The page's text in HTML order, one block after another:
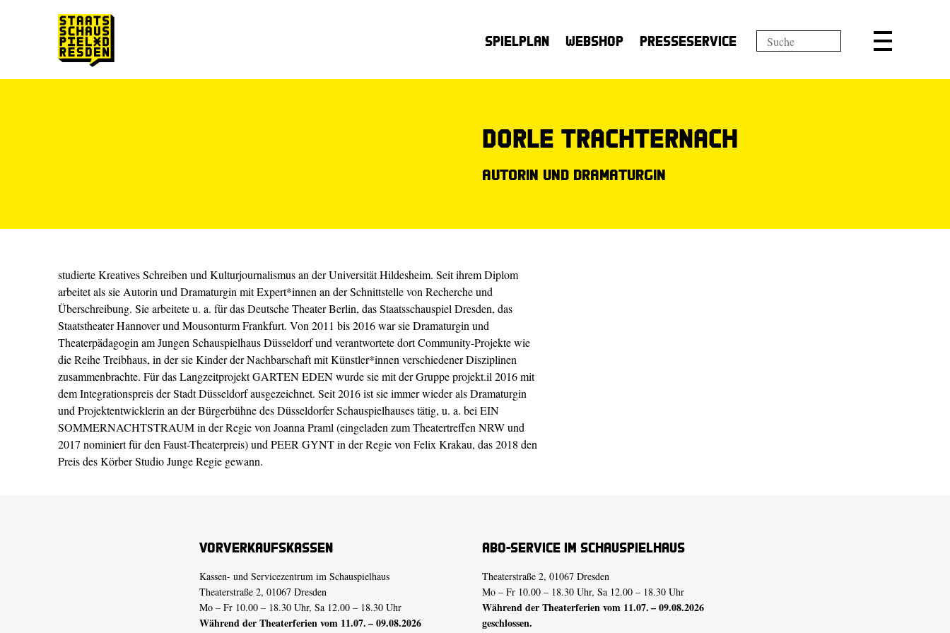
Spielplan Webshop Presseservice
Dorle Trachternach
Autorin und Dramaturgin
studierte Kreatives Schreiben und Kulturjournalismus an der Universität Hildesheim. Seit ihrem Diplom
arbeitet als sie Autorin und Dramaturgin mit Expert*innen an der Schnittstelle von Recherche und
Überschreibung. Sie arbeitete u. a. für das Deutsche Theater Berlin, das Staatsschauspiel Dresden, das
Staatstheater Hannover und Mousonturm Frankfurt. Von 2011 bis 2016 war sie Dramaturgin und
Theaterpädagogin am Jungen Schauspielhaus Düsseldorf und verantwortete dort Community-Projekte wie
die Reihe Treibhaus, in der sie Kinder der Nachbarschaft mit Künstler*innen verschiedener Disziplinen
zusammenbrachte. Für das Langzeitprojekt GARTEN EDEN wurde sie mit der Gruppe projekt.il 2016 mit
dem Integrationspreis der Stadt Düsseldorf ausgezeichnet. Seit 2016 ist sie immer wieder als Dramaturgin
und Projektentwicklerin an der Bürgerbühne des Düsseldorfer Schauspielhauses tätig, u. a. bei EIN
SOMMERNACHTSTRAUM in der Regie von Joanna Praml (eingeladen zum Theatertreffen NRW und
2017 nominiert für den Faust-Theaterpreis) und PEER GYNT in der Regie von Felix Krakau, das 2018 den
Preis des Körber Studio Junge Regie gewann.
Vorverkaufskassen
Kassen- und Servicezentrum im Schauspielhaus
Theaterstraße 2, 01067 Dresden
Mo – Fr 10.00 – 18.30 Uhr, Sa 12.00 – 18.30 Uhr
Während der Theaterferien vom 11.07. – 09.08.2026
Abo-Service im Schauspielhaus
Theaterstraße 2, 01067 Dresden
Mo – Fr 10.00 – 18.30 Uhr, Sa 12.00 – 18.30 Uhr
Während der Theaterferien vom 11.07. – 09.08.2026
geschlossen.